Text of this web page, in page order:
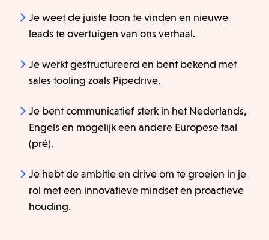
Je weet de juiste toon te vinden en nieuwe
leads te overtuigen van ons verhaal.
Je werkt gestructureerd en bent bekend met
sales tooling zoals Pipedrive.
Je bent communicatief sterk in het Nederlands,
Engels en mogelijk een andere Europese taal
(pré).
Je hebt de ambitie en drive om te groeien in je
rol met een innovatieve mindset en proactieve
houding.